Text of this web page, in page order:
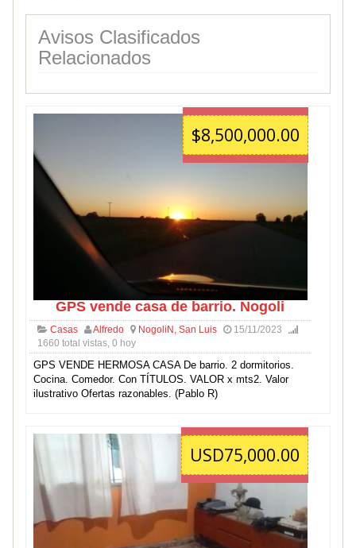
Avisos Clasificados
Relacionados
$8,500,000.00
GPS vende casa de barrio. Nogoli
Casas Alfredo NogoliN, San Luis
15/11/2023
1660 total vistas, 0 hoy
GPS VENDE HERMOSA CASA De barrio. 2 dormitorios.
Cocina. Comedor. Con TÍTULOS. VALOR x mts2. Valor
ilustrativo Ofertas razonables. (Pablo R)
USD75,000.00